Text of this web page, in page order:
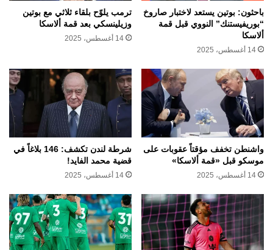
باحثون: بوتين يستعد لاختبار صاروخ
“بوريفيستنك” النووي قبل قمة
ألاسكا
14 أغسطس، 2025
ترمب يلوّح بلقاء ثلاثي مع بوتين
وزيلينسكي بعد قمة ألاسكا
14 أغسطس، 2025
واشنطن تخفف مؤقتاً عقوبات على
موسكو قبل «قمة ألاسكا»
14 أغسطس، 2025
شرطة لندن تكشف: 146 بلاغاً في
قضية محمد الفايد!
14 أغسطس، 2025